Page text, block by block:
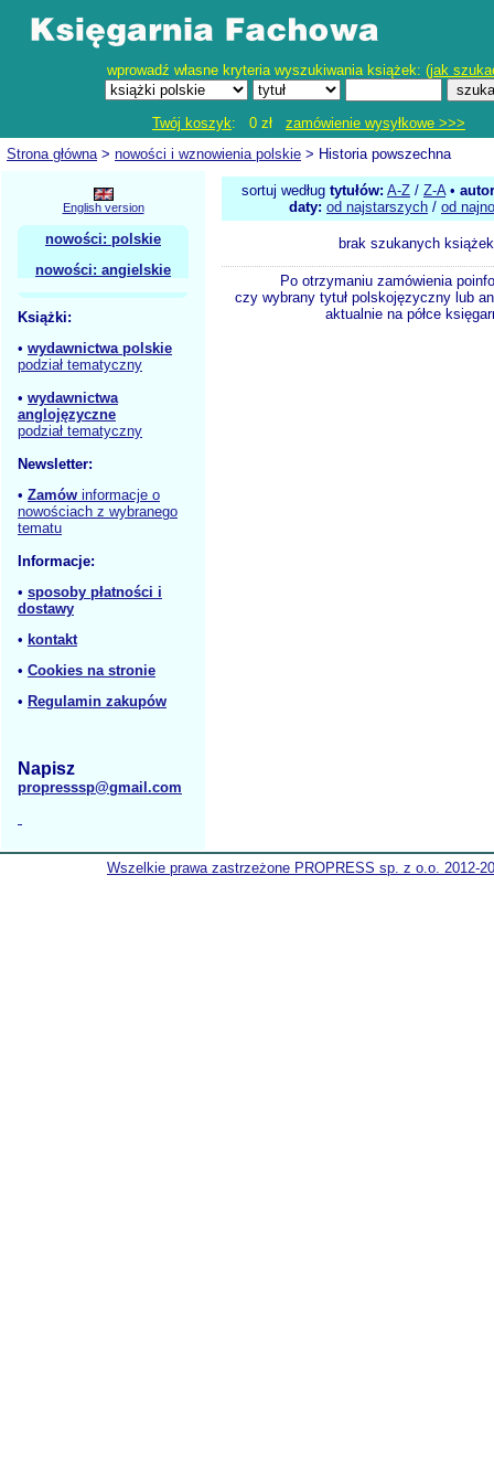
wprowadź własne kryteria wyszukiwania książek: (jak
Twój koszyk: 0 zł zamówienie wysyłkowe >>>
Strona główna> nowości i wznowienia polskie > Historia powszechna
English version
nowości: polskie
nowości: angielskie
Książki:
• wydawnictwa polskie
podział tematyczny
• wydawnictwa
anglojęzyczne
podział tematyczny
Newsletter:
• Zamów informacje o
nowościach z wybranego
tematu
Informacje:
• sposoby płatności i
dostawy
• kontakt
• Cookies na stronie
• Regulamin zakupów
Napisz
propresssp@gmail.com
sortuj według tytułów: A-Z / Z-A•
daty: od najstarszych / od
brak szukanych książek
Po otrzymaniu zamówienia
czy wybrany tytuł polskojęzyczny lub
aktualnie na półce
Wszelkie prawa zastrzeżone PROPRESS sp. z o.o. 2012-